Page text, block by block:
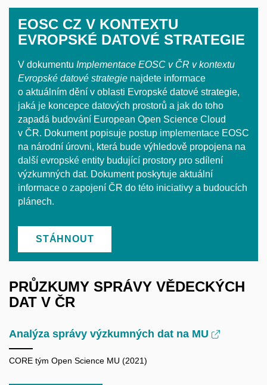
EOSC CZ V KONTEXTU
EVROPSKÉ DATOVÉ STRATEGIE
V dokumentu Implementace EOSC v ČR v kontextu
Evropské datové strategie najdete informace
o aktuálním dění v oblasti Evropské datové strategie,
jaká je koncepce datových prostorů a jak do toho
zapadá budování European Open Science Cloud
v ČR. Dokument popisuje postup implementace EOSC
na národní úrovni, která bude výhledově propojena na
další evropské entity budující prostory pro sdílení
výzkumných dat. Dokument poskytuje aktuální
informace o zapojení ČR do této iniciativy a budoucích
plánech.
STÁHNOUT
PRŮZKUMY SPRÁVY VĚDECKÝCH
DAT V ČR
Analýza správy výzkumných dat na MU
CORE tým Open Science MU (2021)